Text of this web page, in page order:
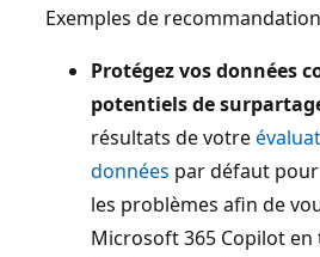
Exemples de
Protégez vos données
potentiels de
résultats de votre
données par défaut
les problèmes afin de
Microsoft 365 Copilot